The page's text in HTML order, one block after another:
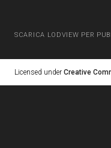
SCARICA LODVIEW PER
Licensed under Creative